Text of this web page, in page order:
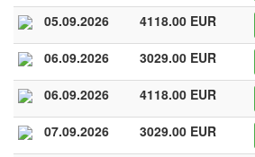
05.09.2026 4118.00 EUR
06.09.2026 3029.00 EUR
06.09.2026 4118.00 EUR
07.09.2026 3029.00 EUR